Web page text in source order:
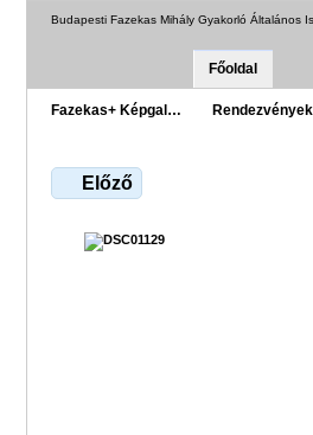
Budapesti Fazekas Mihály Gyakorló Általános
Főoldal
Fazekas+ Képgal… Rendezvények
Előző